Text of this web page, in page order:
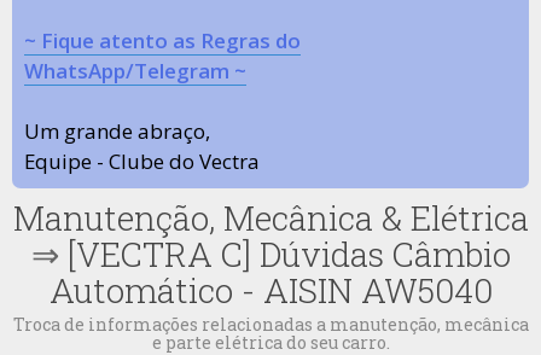
~ Fique atento as Regras do
WhatsApp/Telegram ~
Um grande abraço,
Equipe - Clube do Vectra
Manutenção, Mecânica & Elétrica
⇒ [VECTRA C] Dúvidas Câmbio
Automático - AISIN AW5040
Troca de informações relacionadas a manutenção, mecânica
e parte elétrica do seu carro.